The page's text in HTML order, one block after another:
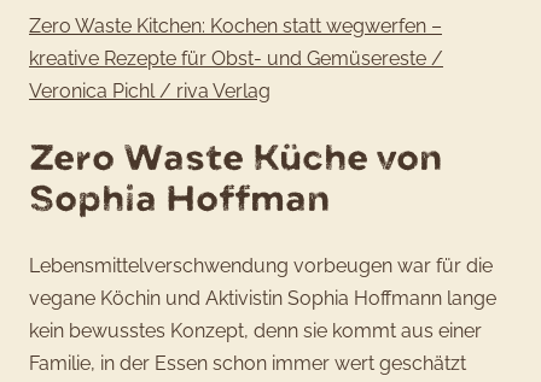
Zero Waste Kitchen: Kochen statt wegwerfen –
kreative Rezepte für Obst- und Gemüsereste /
Veronica Pichl / riva Verlag
Zero Waste Küche von
Sophia Hoffman
Lebensmittelverschwendung vorbeugen war für die
vegane Köchin und Aktivistin Sophia Hoffmann lange
kein bewusstes Konzept, denn sie kommt aus einer
Familie, in der Essen schon immer wert geschätzt